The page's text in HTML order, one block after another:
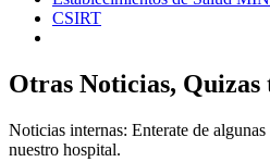
CSIRT
Otras Noticias, Quizas
Noticias internas: Enterate de
nuestro hospital.